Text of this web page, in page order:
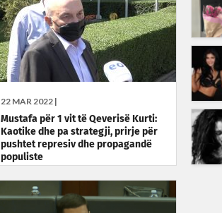
22 MAR 2022 |
Mustafa për 1 vit të Qeverisë Kurti:
Kaotike dhe pa strategji, prirje për
pushtet represiv dhe propagandë
populiste